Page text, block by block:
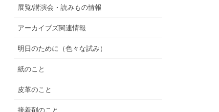
展覧/講演会・読みもの情報
アーカイブズ関連情報
明日のために（色々な試み）
紙のこと
皮革のこと
接着剤のこと